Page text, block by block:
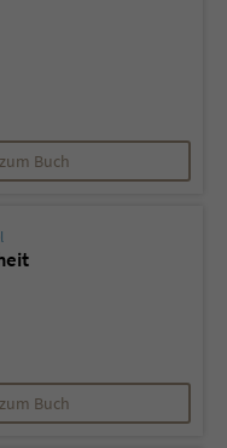
zum Buch
zum Buch